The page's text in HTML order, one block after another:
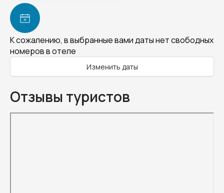
К сожалению, в выбранные вами даты нет свободных
номеров в отеле
Изменить даты
Отзывы туристов